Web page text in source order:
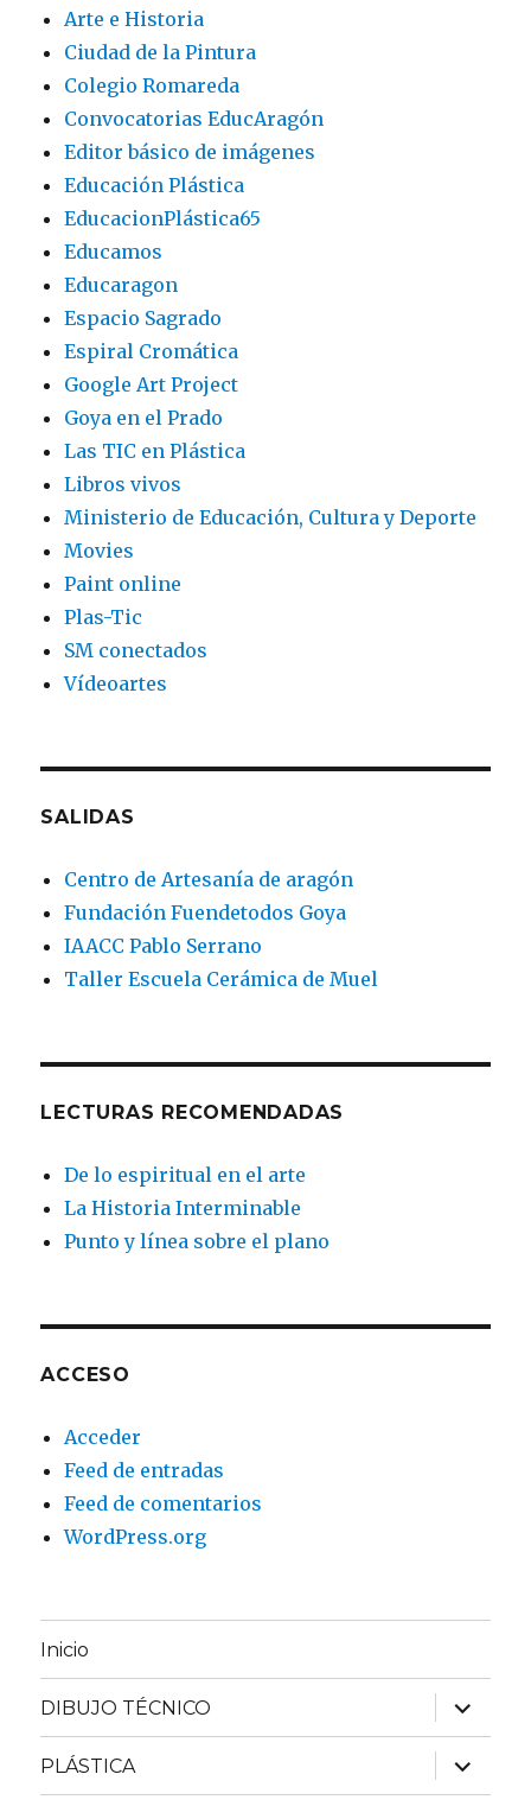
Arte e Historia
Ciudad de la Pintura
Colegio Romareda
Convocatorias EducAragón
Editor básico de imágenes
Educación Plástica
EducacionPlástica65
Educamos
Educaragon
Espacio Sagrado
Espiral Cromática
Google Art Project
Goya en el Prado
Las TIC en Plástica
Libros vivos
Ministerio de Educación, Cultura y Deporte
Movies
Paint online
Plas-Tic
SM conectados
Vídeoartes
SALIDAS
Centro de Artesanía de aragón
Fundación Fuendetodos Goya
IAACC Pablo Serrano
Taller Escuela Cerámica de Muel
LECTURAS RECOMENDADAS
De lo espiritual en el arte
La Historia Interminable
Punto y línea sobre el plano
ACCESO
Acceder
Feed de entradas
Feed de comentarios
WordPress.org
Inicio
DIBUJO TÉCNICO
expande
el
menú
inferior
PLÁSTICA
expande
el
menú